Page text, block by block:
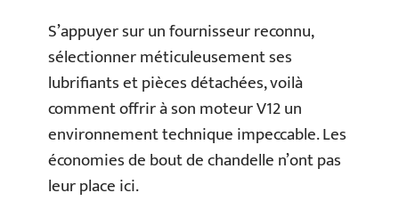
S’appuyer sur un fournisseur reconnu,
sélectionner méticuleusement ses
lubrifiants et pièces détachées, voilà
comment offrir à son moteur V12 un
environnement technique impeccable. Les
économies de bout de chandelle n’ont pas
leur place ici.